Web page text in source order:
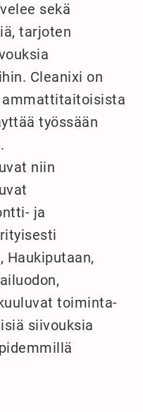
sekä
tarjoten
Cleanixi on
työssään
niin
ja
Haukiputaan,
toiminta-
siivouksia